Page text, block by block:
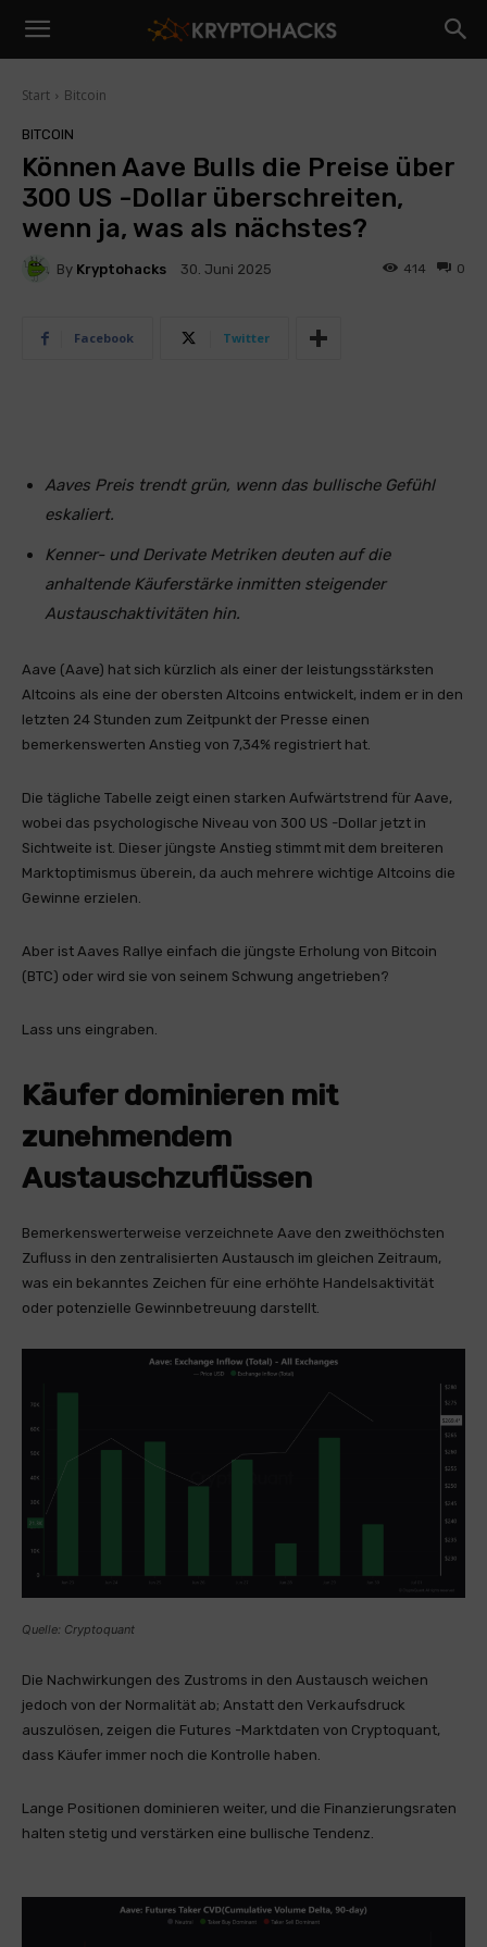
Start Bitcoin
BITCOIN
Können Aave Bulls die Preise über
300 US -Dollar überschreiten,
wenn ja, was als nächstes?
By Kryptohacks 30. Juni 2025 0
414
Facebook Twitter
Aaves Preis trendt grün, wenn das bullische Gefühl
eskaliert.
Kenner- und Derivate Metriken deuten auf die
anhaltende Käuferstärke inmitten steigender
Austauschaktivitäten hin.
Aave (Aave) hat sich kürzlich als einer der leistungsstärksten
Altcoins als eine der obersten Altcoins entwickelt, indem er in den
letzten 24 Stunden zum Zeitpunkt der Presse einen
bemerkenswerten Anstieg von 7,34% registriert hat.
Die tägliche Tabelle zeigt einen starken Aufwärtstrend für Aave,
wobei das psychologische Niveau von 300 US -Dollar jetzt in
Sichtweite ist. Dieser jüngste Anstieg stimmt mit dem breiteren
Marktoptimismus überein, da auch mehrere wichtige Altcoins die
Gewinne erzielen.
Aber ist Aaves Rallye einfach die jüngste Erholung von Bitcoin
(BTC) oder wird sie von seinem Schwung angetrieben?
Lass uns eingraben.
Käufer dominieren mit
zunehmendem
Austauschzuflüssen
Bemerkenswerterweise verzeichnete Aave den zweithöchsten
Zufluss in den zentralisierten Austausch im gleichen Zeitraum,
was ein bekanntes Zeichen für eine erhöhte Handelsaktivität
oder potenzielle Gewinnbetreuung darstellt.
Quelle: Cryptoquant
Die Nachwirkungen des Zustroms in den Austausch weichen
jedoch von der Normalität ab; Anstatt den Verkaufsdruck
auszulösen, zeigen die Futures -Marktdaten von Cryptoquant,
dass Käufer immer noch die Kontrolle haben.
Lange Positionen dominieren weiter, und die Finanzierungsraten
halten stetig und verstärken eine bullische Tendenz.